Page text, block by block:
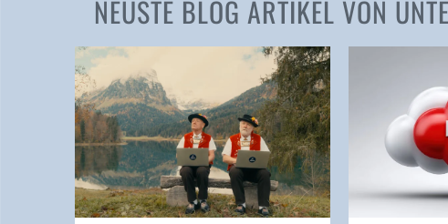
NEUSTE BLOG ARTIKEL VON